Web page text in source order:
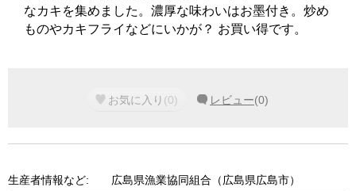
なカキを集めました。濃厚な味わいはお墨付き。炒め
ものやカキフライなどにいかが？ お買い得です。
お気に入り (0) レビュー(0)
生産者情報など:
広島県漁業協同組合（広島県広島市）